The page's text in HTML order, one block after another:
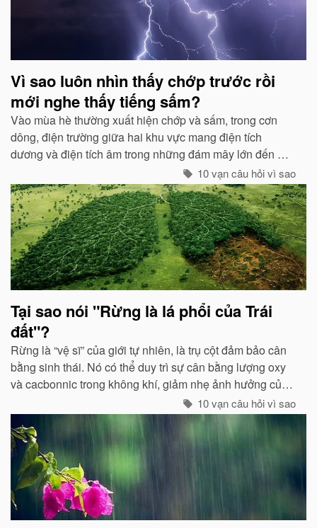
Vì sao luôn nhìn thấy chớp trước rồi
mới nghe thấy tiếng sấm?
Vào mùa hè thường xuất hiện chớp và sấm, trong cơn
dông, điện trường giữa hai khu vực mang điện tích
dương và điện tích âm trong những đám mây lớn đến một
mức độ nhất định, hai loại điện tích trong quá trình phát
triển sẽ phát ra tia lửa...
10 vạn câu hỏi vì sao
Tại sao nói "Rừng là lá phổi của Trái
đất"?
Rừng là “vệ sĩ” của giới tự nhiên, là trụ cột đảm bảo cân
bằng sinh thái. Nó có thể duy trì sự cân bằng lượng oxy
và cacbonnic trong không khí, giảm nhẹ ảnh hưởng của
các chất thải, khí độc gây nên ô nhiễm, làm trong sạch
môi trường...
10 vạn câu hỏi vì sao